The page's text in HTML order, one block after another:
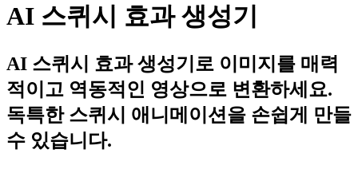
AI 스퀴시 효과 생성기
AI 스퀴시 효과 생성기로 이미지를 매력
적이고 역동적인 영상으로 변환하세요.
독특한 스퀴시 애니메이션을 손쉽게 만들
수 있습니다.